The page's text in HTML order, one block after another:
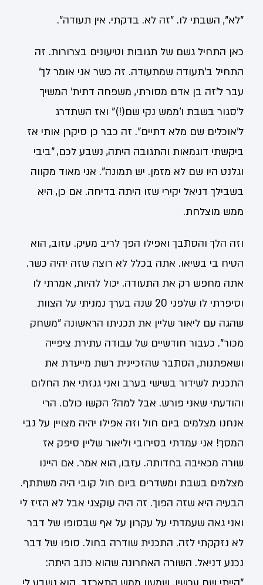
"לא", השבתי לו. "זה לא. בדקתי. אין תעודה".
כאן התחיל גשם של תגובות וטיעונים בצרורות. זה
התחיל ב'תעודה שמתעודה. זה כשר אני אומר לך'
עבר ל'זה בן אדם מסורתי, משפחה דתית' המשיך
ל'סגור בשבת ו'ממש נקי שם(!)" ואז השתדרג
ל'אוכלים שם מלא דתיים". זה כבר כן סיקרן אותי אז
ביקשתי דוגמאות והתגובה היתה, נשבע לכם, "ביבי
וגלנט היו שם לא מזמן. יש תמונה". אני מאוד מקווה
בשבילך דניאל יקירי שזו היתה בדיחה. אם כן, היא
ממש מוצלחת.
וזה הלך והסתבך ואפילו הפך לריב מעיק. עזוב, הוא
הטיח בי בשיאו. אתה בכלל לא רוצה שזה יהיה כשר.
אתה מחפש רק את התעודה. יכול להיות, אמרתי לו
וסיפרתי לו שלפני 20 שנה בערך נמניתי על הצוות
שהגה עם ליאור שליין את תכניתו הראשונה "משחק
מכור". כעבור חודשיים של עבודה עתירת ציפייה
ושאפתנות, הסתבר שהזכיינית רשת מייעדת את
התכנית לשידור בשישי בערב ואני גנזתי את החלום
והודעתי שאני פורש. אבל למה? הקשו כולם. הרי
אנחנו מצלמים ביום חול וזה אפילו יהיה מצויין על גבי
המסך! אני עמדתי בסירובי וליאור שליין סיפק אז
שורה מכאיבה בחדותה. עזבו, הוא אמר. אם היינו
מצלמים בשבת ומשדרים ביום חול קובי היה משתתף.
הבעיה היא שזה הפוך. זה היה עוקצני אבל לא הזיז לי
ואני גאה שעמדתי על עקרון על אף שבסופו של דבר
לא נזקקתי לזה. התכנית שודרה בחול. סופו של דבר
נכנע דניאל. השורה האחרונה שהוא כתב היתה: